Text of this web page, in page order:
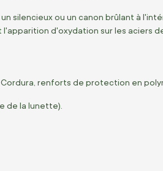
silencieux ou un canon brûlant à
d'oxydation sur les aciers
renforts de protection en
de la lunette).